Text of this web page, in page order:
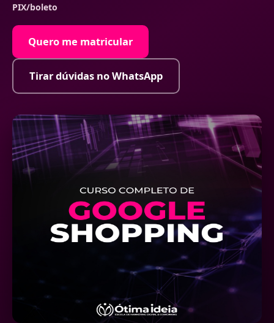
PIX/boleto
Quero me matricular
Tirar dúvidas no WhatsApp